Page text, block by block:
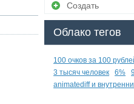
Создать
Облако тегов
100 очков за 100
3 тысяч человек
6%
animatediff и